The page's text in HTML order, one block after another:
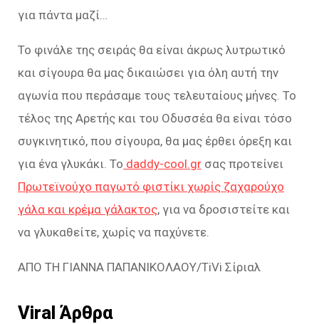
για πάντα μαζί…
Το φινάλε της σειράς θα είναι άκρως λυτρωτικό
και σίγουρα θα μας δικαιώσει για όλη αυτή την
αγωνία που περάσαμε τους τελευταίους μήνες. Το
τέλος της Αρετής και του Οδυσσέα θα είναι τόσο
συγκινητικό, που σίγουρα, θα μας έρθει όρεξη και
για ένα γλυκάκι. Το daddy-cool.gr σας προτείνει
Πρωτεϊνούχο παγωτό φιστίκι χωρίς ζαχαρούχο
γάλα και κρέμα γάλακτος, για να δροσιστείτε και
να γλυκαθείτε, χωρίς να παχύνετε.
ΑΠΟ ΤΗ ΓΙΑΝΝΑ ΠΑΠΑΝΙΚΟΛΑΟΥ/TiVi Σίριαλ
Viral Άρθρα